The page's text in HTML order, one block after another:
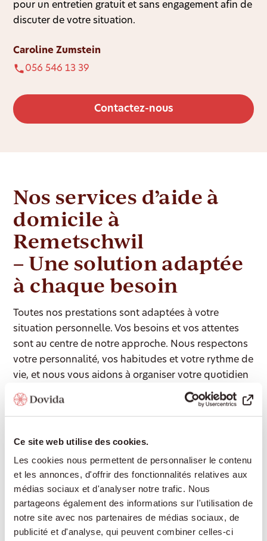
Ce site web utilise des cookies.
Les cookies nous permettent de personnaliser le contenu
et les annonces, d'offrir des fonctionnalités relatives aux
médias sociaux et d'analyser notre trafic. Nous
partageons également des informations sur l'utilisation de
notre site avec nos partenaires de médias sociaux, de
publicité et d'analyse, qui peuvent combiner celles-ci
pour un entretien gratuit et sans engagement afin de
discuter de votre situation.
Caroline Zumstein
056 546 13 39
Contactez-nous
Nos services d’aide à
domicile à
Remetschwil
– Une solution adaptée
à chaque besoin
Toutes nos prestations sont adaptées à votre
situation personnelle. Vos besoins et vos attentes
sont au centre de notre approche. Nous respectons
votre personnalité, vos habitudes et votre rythme de
vie, et nous vous aidons à organiser votre quotidien
selon vos souhaits.
Accompagnement 24/24
Une présence rassurante de jour comme de
nuit, pour continuer à vivre chez soi en toute
sécurité sans devoir déménager en
établissement médico-social.